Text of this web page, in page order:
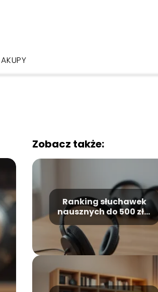
Zobacz także:
Ranking słuchawek
nausznych do 500 zł –
top 10